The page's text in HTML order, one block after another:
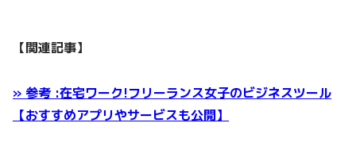
【関連記事】
» 参考 :在宅ワーク!フリーランス女子のビジネスツール
【おすすめアプリやサービスも公開】